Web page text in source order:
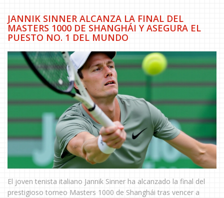
JANNIK SINNER ALCANZA LA FINAL DEL
MASTERS 1000 DE SHANGHÁI Y ASEGURA EL
PUESTO NO. 1 DEL MUNDO
El joven tenista italiano Jannik Sinner ha alcanzado la final del
prestigioso torneo Masters 1000 de Shanghái tras vencer a